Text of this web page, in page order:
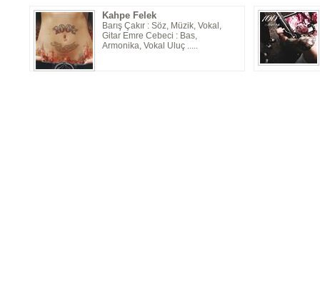
Kahpe Felek
Barış Çakır : Söz, Müzik, Vokal,
Gitar Emre Cebeci : Bas,
Armonika, Vokal Uluç .....